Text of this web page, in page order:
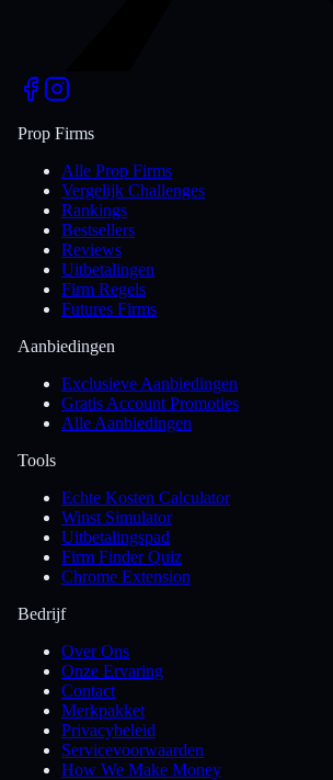
Prop Firms
Alle Prop Firms
Vergelijk Challenges
Rankings
Bestsellers
Reviews
Uitbetalingen
Firm Regels
Futures Firms
Aanbiedingen
Exclusieve Aanbiedingen
Gratis Account Promoties
Alle Aanbiedingen
Tools
Echte Kosten Calculator
Winst Simulator
Uitbetalingspad
Firm Finder Quiz
Chrome Extension
Bedrijf
Over Ons
Onze Ervaring
Contact
Merkpakket
Privacybeleid
Servicevoorwaarden
How We Make Money